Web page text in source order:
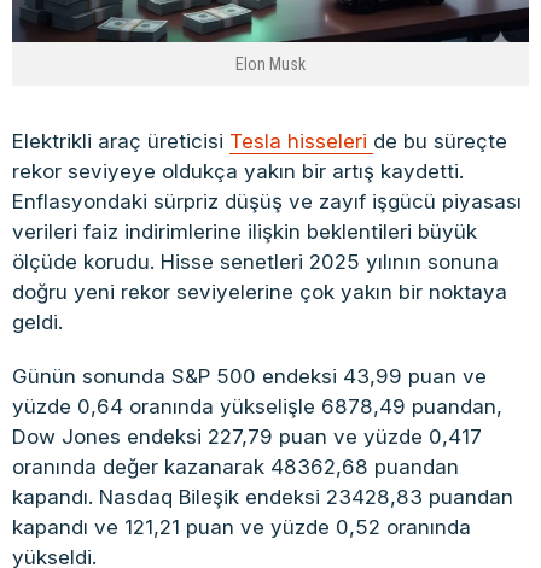
Elon Musk
Elektrikli araç üreticisi Tesla hisseleri de bu süreçte
rekor seviyeye oldukça yakın bir artış kaydetti.
Enflasyondaki sürpriz düşüş ve zayıf işgücü piyasası
verileri faiz indirimlerine ilişkin beklentileri büyük
ölçüde korudu. Hisse senetleri 2025 yılının sonuna
doğru yeni rekor seviyelerine çok yakın bir noktaya
geldi.
Günün sonunda S&P 500 endeksi 43,99 puan ve
yüzde 0,64 oranında yükselişle 6878,49 puandan,
Dow Jones endeksi 227,79 puan ve yüzde 0,417
oranında değer kazanarak 48362,68 puandan
kapandı. Nasdaq Bileşik endeksi 23428,83 puandan
kapandı ve 121,21 puan ve yüzde 0,52 oranında
yükseldi.